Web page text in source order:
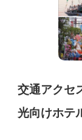
交通アクセ
光向けホテ